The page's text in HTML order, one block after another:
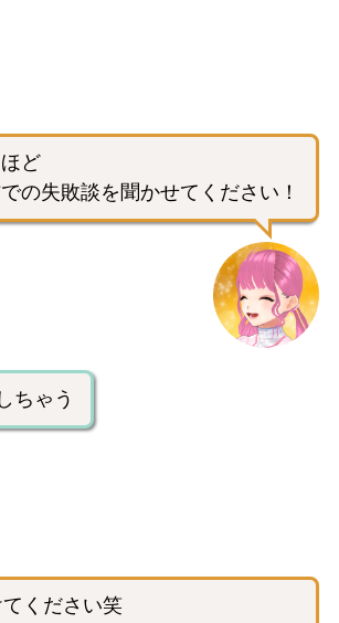
ど
の失敗談を聞かせてください！
ちゃう
ください笑